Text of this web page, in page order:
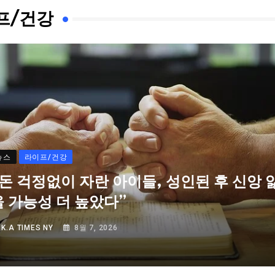
/건강
스 라이프/건강
걱정없이 자란 아이들, 성인된 후 신앙
가능성 더 높았다”
K.A TIMES NY 8월 7, 2026